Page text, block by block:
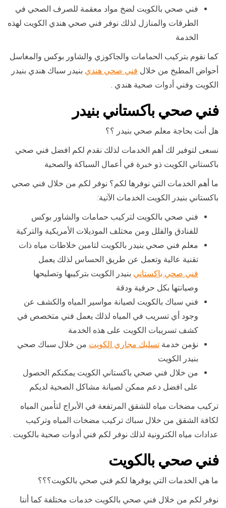
فني صحي بالكويت لضخ مواد معقمة للصرف الصحي في
الطرقات والمنازل لذلك نوفر فني صحي هندي الكويت لهذه
الخدمة
كما نقوم بتركيب الحمامات والجاكوزي والشاور بوكس والمغاسل
أحواض المطبخ من خلال فني صحي هندي بنيدر سباك هندي بنيدر
الكويت وفني أدوات صحية هندي .
فني صحي باكستاني بنيدر
هل أنت بحاجة معلم صحي بنيدر ؟؟
نسعى لتوفير لك أهم الخدمات لذلك نقدم لكم افضل فني صحي
باكستاني الكويت ذو خبرة في أعمال السباكة والصحية
ما أهم الخدمات التي نوفرها لكم؟ نوفر لكم من خلال فني صحي
باكستاني بنيدر الكويت الخدمات الآتية:
فني صحي بالكويت لتركيب حمامات والشاور بوكس
للفنادق والفلل ومن مختلف الموديلات الأمريكية والتركية
معلم فني صحي بنيدر بالكويت لتامين خلاطات مياه ذات
تقنية عالية وتعمل عن طريق الحساس لذلك يعمل
فني صحي باكستاني بنيدر الكويت بتركيبها وتصليحها
وصيانتها بكل حرفية ودقة
فني سباك بالكويت لصيانة مواسير المياه والكشف عن
وجود أي تسريب في المياه لذلك يعمل فني متخصص في
كشف تسريبات الكويت على هذه الخدمة
نؤمن خدمة تسليك مجاري الكويت من خلال سباك صحي
بنيدر الكويت
من خلال فني صحي باكستاني الكويت يمكنكم الحصول
على افضل دعم ممكن لصيانة مشاكل الصحية لديكم
تركيب مضخات مياه للشقق المرتفعة في الأبراج لتأمين المياه
لكافة الشقق من خلال سباك تركيب مضخات المياه وتركيب
عدادات مياه الكترونية لذلك نوفر لكم فني أدوات صحية بالكويت .
فني صحي بالكويت
ما هي الخدمات التي يوفرها لكم فني صحي بالكويت؟؟؟
نوفر لكم من خلال فني صحي بالكويت خدمات مختلفة كما أننا